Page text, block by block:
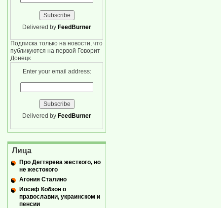
Delivered by FeedBurner
Подписка только на новости, что
публикуются на первой Говорит
Донецк
Enter your email address:
Delivered by FeedBurner
Лица
Про Дегтярева жесткого, но
не жестокого
Агония Сталино
Иосиф Кобзон о
православии, украинском и
пенсии